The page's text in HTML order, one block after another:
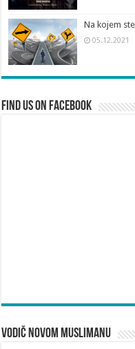
Na kojem
05.12.2021
Find us on Facebook
Vodič novom muslimanu